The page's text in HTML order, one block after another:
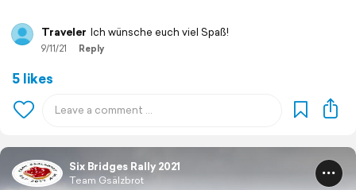
Traveler Ich wünsche euch viel Spaß!
9/11/21 Reply
5 likes
Six Bridges Rally 2021
Team Gsälzbrot